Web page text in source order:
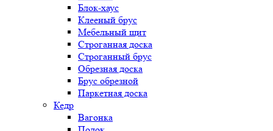
Блок-хаус
Клееный брус
Мебельный щит
Строганная доска
Строганный брус
Обрезная доска
Брус обрезной
Паркетная доска
Кедр
Вагонка